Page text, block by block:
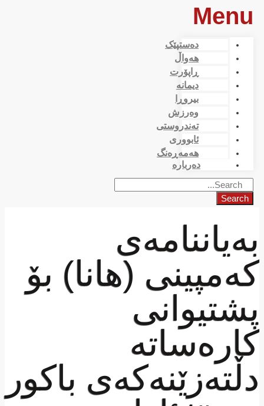
Menu
دەستپێک
هەواڵ
ڕاپۆرت
دیمانە
بیروڕا
وەرزش
تەندروستی
ئابووری
هەمەڕەنگ
دەربارە
Search
بەیاننامەی
کەمپینی (هانا) بۆ
پشتیوانی
کارەساتە
دڵتەزێنەکەی باکور